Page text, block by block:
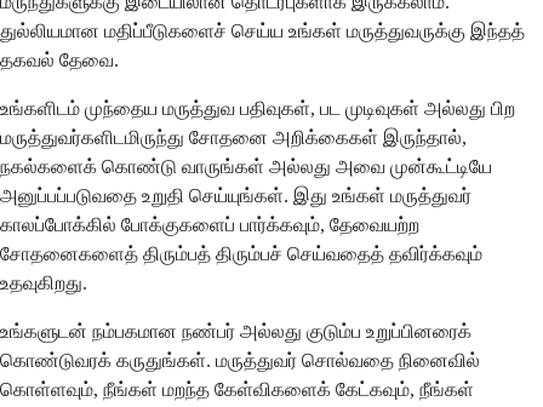
துல்லியமான மதிப்பீடுகளைச் செய்ய உங்கள் மருத்துவருக்கு இந்தத்
தகவல் தேவை.
உங்களிடம் முந்தைய மருத்துவ பதிவுகள், பட முடிவுகள் அல்லது பிற
மருத்துவர்களிடமிருந்து சோதனை அறிக்கைகள் இருந்தால்,
நகல்களைக் கொண்டு வாருங்கள் அல்லது அவை முன்கூட்டியே
அனுப்பப்படுவதை உறுதி செய்யுங்கள். இது உங்கள் மருத்துவர்
காலப்போக்கில் போக்குகளைப் பார்க்கவும், தேவையற்ற
சோதனைகளைத் திரும்பத் திரும்பச் செய்வதைத் தவிர்க்கவும்
உதவுகிறது.
உங்களுடன் நம்பகமான நண்பர் அல்லது குடும்ப உறுப்பினரைக்
கொண்டுவரக் கருதுங்கள். மருத்துவர் சொல்வதை நினைவில்
கொள்ளவும், நீங்கள் மறந்த கேள்விகளைக் கேட்கவும், நீங்கள்